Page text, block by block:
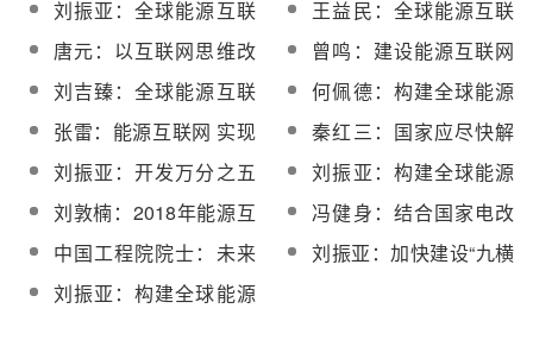
离？
刘振亚：全球能源互联
网已实现关键领域突破
王益民：全球能源互联
网是一带一路建设的最
好载体
唐元：以互联网思维改
造传统电力系统
曾鸣：建设能源互联网
的四个主要路径
刘吉臻：全球能源互联
网建设已开启实战模式
何佩德：构建全球能源
互联网意义非同凡响
张雷：能源互联网 实现
绿托邦
秦红三：国家应尽快解
决新能源与电网企业矛
盾
刘振亚：开发万分之五
清洁能源即可满足人类
能源需求
刘振亚：构建全球能源
互联网是加快能源转型
的必由之路
刘敦楠：2018年能源互
联网的商业模式将不断
推陈出新
冯健身：结合国家电改
政策 在酒泉实施区域电
网建设试点
中国工程院院士：未来
能源系统的核心是电力
和电网
刘振亚：加快建设“九横
刘振亚：构建全球能源